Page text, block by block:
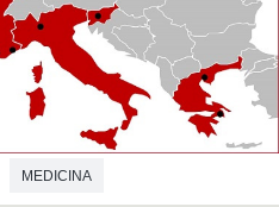
MEDICINA